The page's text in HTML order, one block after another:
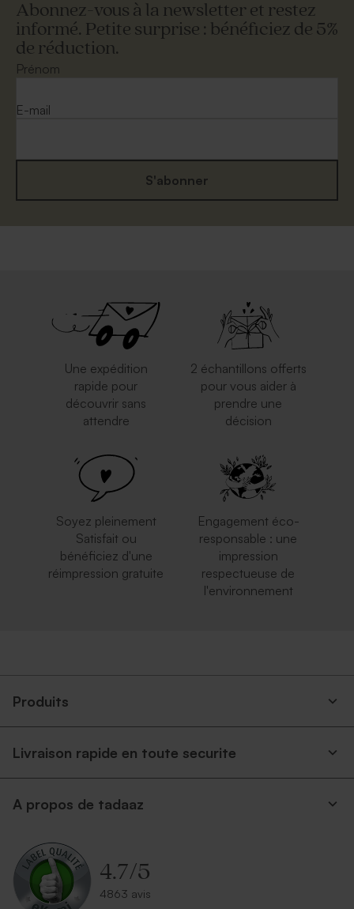
Abonnez-vous à la newsletter et restez
informé. Petite surprise : bénéficiez de 5%
de réduction.
Prénom
E-mail
S'abonner
Une expédition
rapide pour
découvrir sans
attendre
2 échantillons offerts
pour vous aider à
prendre une
décision
Soyez pleinement
Satisfait ou
bénéficiez d'une
réimpression gratuite
Engagement éco-
responsable : une
impression
respectueuse de
l'environnement
Produits
Livraison rapide en toute securite
A propos de tadaaz
4.7/5
4863 avis